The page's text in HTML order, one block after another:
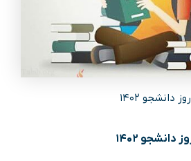
روز دانشجو ۱۴۰۲
دانشجو ۱۴۰۲